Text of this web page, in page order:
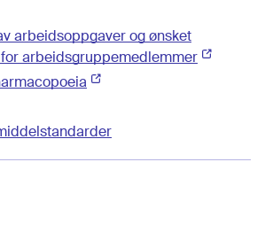
arbeidsoppgaver og ønsket
arbeidsgruppemedlemmer (Ekstern
(Ekstern lenke)
lenke)